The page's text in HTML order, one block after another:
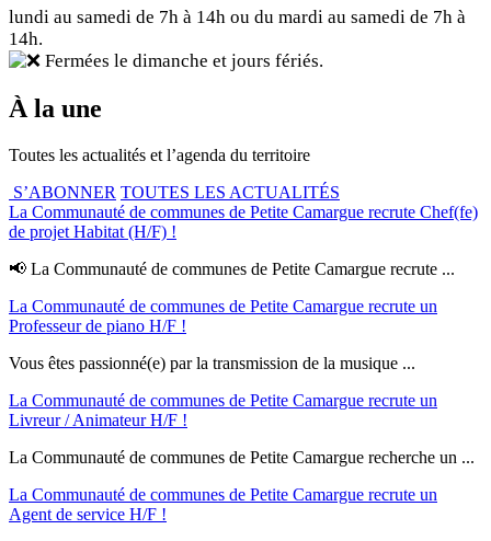
lundi au samedi de 7h à 14h ou du mardi au samedi de 7h à
14h.
Fermées le dimanche et jours fériés.
À la une
Toutes les actualités et l’agenda du territoire
S’ABONNER TOUTES LES ACTUALITÉS
La Communauté de communes de Petite Camargue recrute Chef(fe)
de projet Habitat (H/F) !
📢 La Communauté de communes de Petite Camargue recrute ...
La Communauté de communes de Petite Camargue recrute un
Professeur de piano H/F !
Vous êtes passionné(e) par la transmission de la musique ...
La Communauté de communes de Petite Camargue recrute un
Livreur / Animateur H/F !
La Communauté de communes de Petite Camargue recherche un ...
La Communauté de communes de Petite Camargue recrute un
Agent de service H/F !